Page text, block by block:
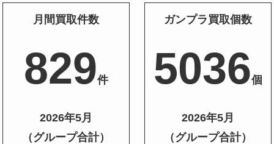
月間買取件数
1203
2026年5月
（グループ合計）
ガンプラ買取個数
7338個
2026年5月
（グループ合計）